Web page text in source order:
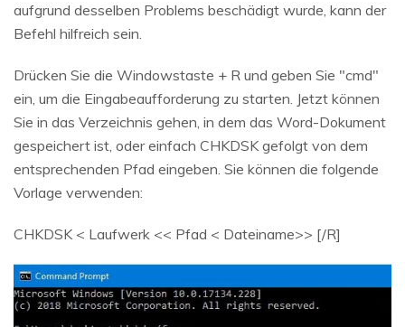
aufgrund desselben Problems beschädigt wurde, kann der
Befehl hilfreich sein.
Drücken Sie die Windowstaste + R und geben Sie "cmd"
ein, um die Eingabeaufforderung zu starten. Jetzt können
Sie in das Verzeichnis gehen, in dem das Word-Dokument
gespeichert ist, oder einfach CHKDSK gefolgt von dem
entsprechenden Pfad eingeben. Sie können die folgende
Vorlage verwenden:
CHKDSK < Laufwerk << Pfad < Dateiname>> [/R]